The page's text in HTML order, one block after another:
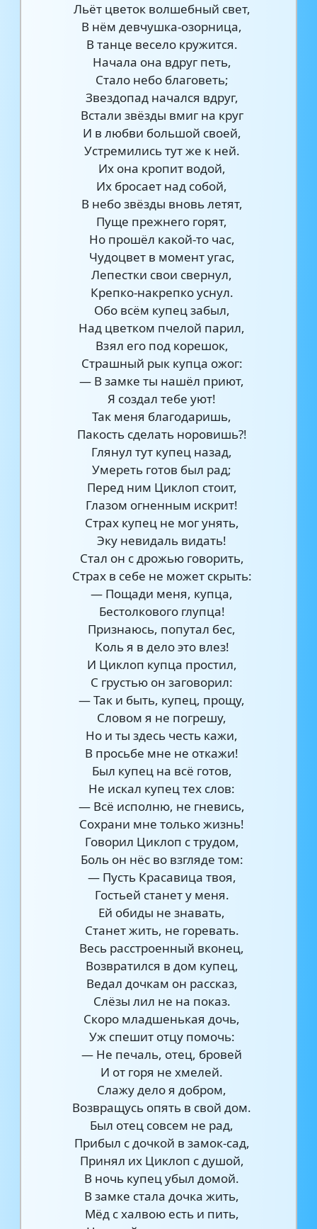
Льёт цветок волшебный свет,
В нём девчушка-озорница,
В танце весело кружится.
Начала она вдруг петь,
Стало небо благоветь;
Звездопад начался вдруг,
Встали звёзды вмиг на круг
И в любви большой своей,
Устремились тут же к ней.
Их она кропит водой,
Их бросает над собой,
В небо звёзды вновь летят,
Пуще прежнего горят,
Но прошёл какой-то час,
Чудоцвет в момент угас,
Лепестки свои свернул,
Крепко-накрепко уснул.
Обо всём купец забыл,
Над цветком пчелой парил,
Взял его под корешок,
Страшный рык купца ожог:
— В замке ты нашёл приют,
Я создал тебе уют!
Так меня благодаришь,
Пакость сделать норовишь?!
Глянул тут купец назад,
Умереть готов был рад;
Перед ним Циклоп стоит,
Глазом огненным искрит!
Страх купец не мог унять,
Эку невидаль видать!
Стал он с дрожью говорить,
Страх в себе не может скрыть:
— Пощади меня, купца,
Бестолкового глупца!
Признаюсь, попутал бес,
Коль я в дело это влез!
И Циклоп купца простил,
С грустью он заговорил:
— Так и быть, купец, прощу,
Словом я не погрешу,
Но и ты здесь честь кажи,
В просьбе мне не откажи!
Был купец на всё готов,
Не искал купец тех слов:
— Всё исполню, не гневись,
Сохрани мне только жизнь!
Говорил Циклоп с трудом,
Боль он нёс во взгляде том:
— Пусть Красавица твоя,
Гостьей станет у меня.
Ей обиды не знавать,
Станет жить, не горевать.
Весь расстроенный вконец,
Возвратился в дом купец,
Ведал дочкам он рассказ,
Слёзы лил не на показ.
Скоро младшенькая дочь,
Уж спешит отцу помочь:
— Не печаль, отец, бровей
И от горя не хмелей.
Слажу дело я добром,
Возвращусь опять в свой дом.
Был отец совсем не рад,
Прибыл с дочкой в замок-сад,
Принял их Циклоп с душой,
В ночь купец убыл домой.
В замке стала дочка жить,
Мёд с халвою есть и пить,